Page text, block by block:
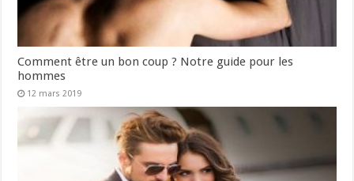
Comment être un bon coup ? Notre guide pour les
hommes
12 mars 2019